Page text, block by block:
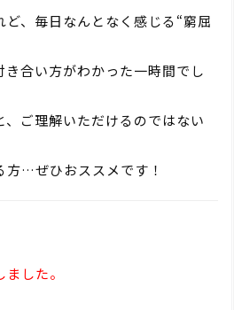
、毎日なんとなく感じる“窮屈
合い方がわかった一時間でし
ご理解いただけるのではない
…ぜひおススメです！
した。